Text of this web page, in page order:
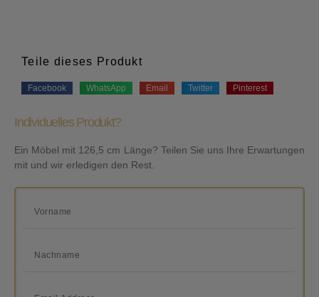
Teile dieses Produkt
Facebook WhatsApp Email Twitter Pinterest
Individuelles Produkt?
Ein Möbel mit 126,5 cm Länge? Teilen Sie uns Ihre Erwartungen
mit und wir erledigen den Rest.